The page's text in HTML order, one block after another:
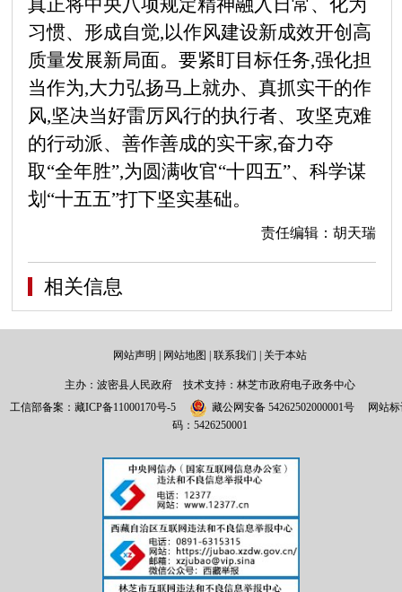
真正将中央八项规定精神融入日常、化为
习惯、形成自觉,以作风建设新成效开创高
质量发展新局面。要紧盯目标任务,强化担
当作为,大力弘扬马上就办、真抓实干的作
风,坚决当好雷厉风行的执行者、攻坚克难
的行动派、善作善成的实干家,奋力夺
取“全年胜”,为圆满收官“十四五”、科学谋
划“十五五”打下坚实基础。
责任编辑：胡天瑞
相关信息
网站声明 网站地图 联系我们 关于本站
主办：波密县人民政府 技术支持：林芝市政府电子政务中心
工信部备案： 藏ICP备11000170号-5 藏公网安备 54262502000001号
网站
码：5426250001